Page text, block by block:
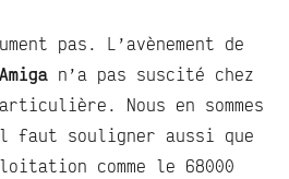
pas. L’avènement de
Amiga n’a pas suscité chez
Nous en sommes
souligner aussi que
comme le 68000